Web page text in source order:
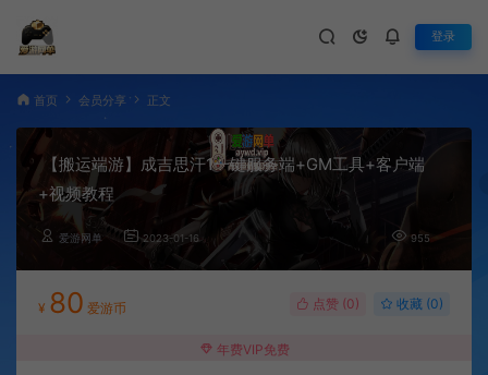
登录
首页 会员分享 正文
【搬运端游】成吉思汗1一键服务端+GM工具+客户端
+视频教程
爱游网单 2023-01-16 955
¥ 80 爱游币 点赞 (0) 收藏 (0)
年费VIP免费